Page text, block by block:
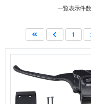
一覧表示件数
1